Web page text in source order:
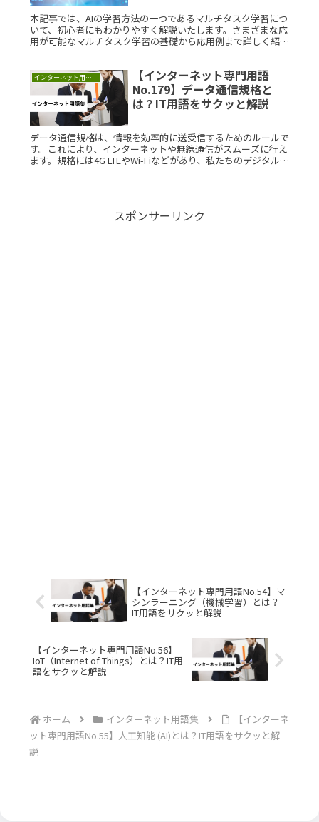
本記事では、AIの学習方法の一つであるマルチタスク学習につ
いて、初心者にもわかりやすく解説いたします。さまざまな応
用が可能なマルチタスク学習の基礎から応用例まで詳しく紹介
インターネット用語集
【インターネット専門用語
No.179】データ通信規格と
は？IT用語をサクッと解説
データ通信規格は、情報を効率的に送受信するためのルールで
す。これにより、インターネットや無線通信がスムーズに行え
ます。規格には4G LTEやWi-Fiなどがあり、私たちのデジタルラ
スポンサーリンク
【インターネット専門用語No.54】マ
シンラーニング（機械学習）とは？
IT用語をサクッと解説
【インターネット専門用語No.56】
IoT（Internet of Things）とは？IT用
語をサクッと解説
ホーム インターネット用語集
【インターネ
ット専門用語No.55】人工知能 (AI)とは？IT用語をサクッと解
説